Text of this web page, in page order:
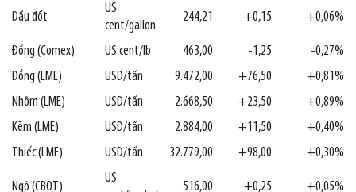
Dầu đốt
US
cent/gallon
244,21 +0,15 +0,06%
Đồng (Comex) US cent/lb 463,00 -1,25
-0,27%
Đồng (LME)
USD/tấn 9.472,00 +76,50
+0,81%
Nhôm (LME)
USD/tấn 2.668,50 +23,50
+0,89%
Kẽm (LME)
USD/tấn 2.884,00 +11,50
+0,40%
Thiếc (LME)
USD/tấn 32.779,00 +98,00 +0,30%
Ngô (CBOT)
US
516,00 +0,25 +0,05%